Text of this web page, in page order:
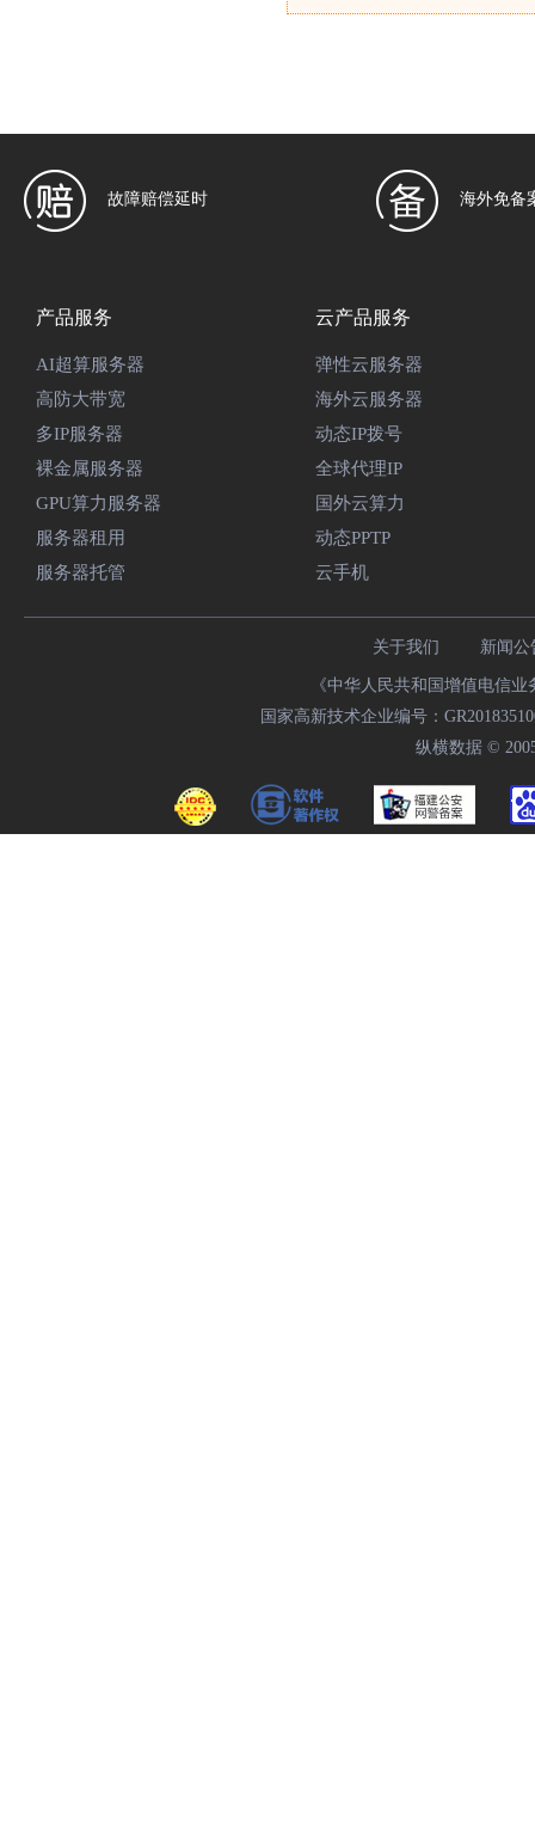
故障赔偿延时 海外免备
产品服务
AI超算服务器
高防大带宽
多IP服务器
裸金属服务器
GPU算力服务器
服务器租用
服务器托管
云产品服务
弹性云服务器
海外云服务器
动态IP拨号
全球代理IP
国外云算力
动态PPTP
云手机
关于我们 新闻公
《中华人民共和国增值电信
国家高新技术企业编号：
纵横数据 ©